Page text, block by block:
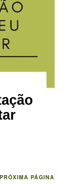
PRÓXIMA PÁGINA